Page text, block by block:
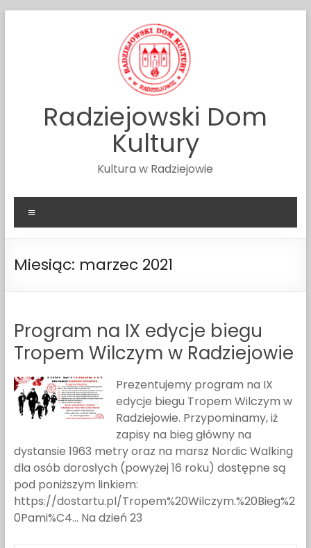
Radziejowski Dom
Kultury
Kultura w Radziejowie
Miesiąc: marzec 2021
Program na IX edycje biegu
Tropem Wilczym w Radziejowie
Prezentujemy program na IX
edycje biegu Tropem Wilczym w
Radziejowie. Przypominamy, iż
zapisy na bieg główny na
dystansie 1963 metry oraz na marsz Nordic Walking
dla osób dorosłych (powyżej 16 roku) dostępne są
pod poniższym linkiem:
https://dostartu.pl/Tropem%20Wilczym.%20Bieg%2
0Pami%C4… Na dzień 23